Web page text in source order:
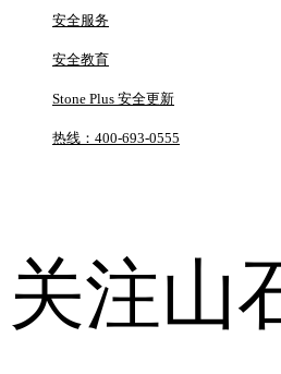
安全服务
安全教育
Stone Plus 安全更新
热线：400-693-0555
关注山